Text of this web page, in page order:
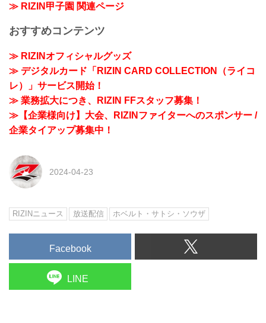
≫ RIZIN甲子園 関連ページ
おすすめコンテンツ
≫ RIZINオフィシャルグッズ
≫ デジタルカード「RIZIN CARD COLLECTION（ライコ
レ）」サービス開始！
≫ 業務拡大につき、RIZIN FFスタッフ募集！
≫【企業様向け】大会、RIZINファイターへのスポンサー /
企業タイアップ募集中！
2024-04-23
RIZINニュース 放送配信 ホベルト・サトシ・ソウザ
Facebook
LINE